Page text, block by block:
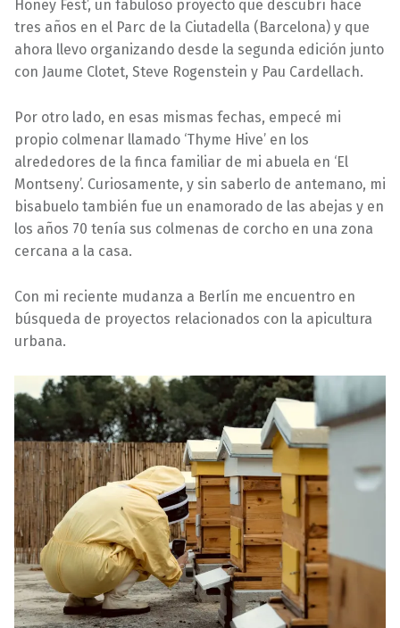
Honey Fest’, un fabuloso proyecto que descubrí hace
tres años en el Parc de la Ciutadella (Barcelona) y que
ahora llevo organizando desde la segunda edición junto
con Jaume Clotet, Steve Rogenstein y Pau Cardellach.
Por otro lado, en esas mismas fechas, empecé mi
propio colmenar llamado ‘Thyme Hive’ en los
alrededores de la finca familiar de mi abuela en ‘El
Montseny’. Curiosamente, y sin saberlo de antemano, mi
bisabuelo también fue un enamorado de las abejas y en
los años 70 tenía sus colmenas de corcho en una zona
cercana a la casa.
Con mi reciente mudanza a Berlín me encuentro en
búsqueda de proyectos relacionados con la apicultura
urbana.